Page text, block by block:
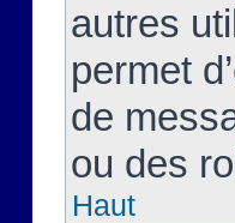
autres
permet
de
ou des
Haut